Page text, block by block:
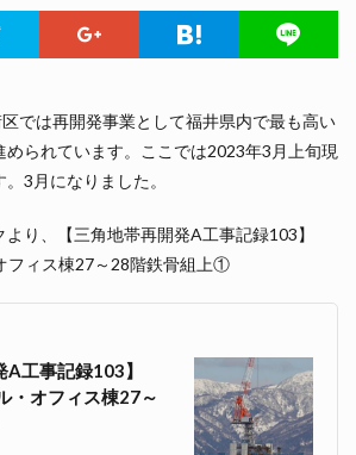
では再開発事業として福井県内で最も高い
められています。ここでは2023年3月上旬現
3月になりました。
り、【三角地帯再開発A工事記録103】
フィス棟27～28階鉄骨組上①
A工事記録103】
・オフィス棟27～